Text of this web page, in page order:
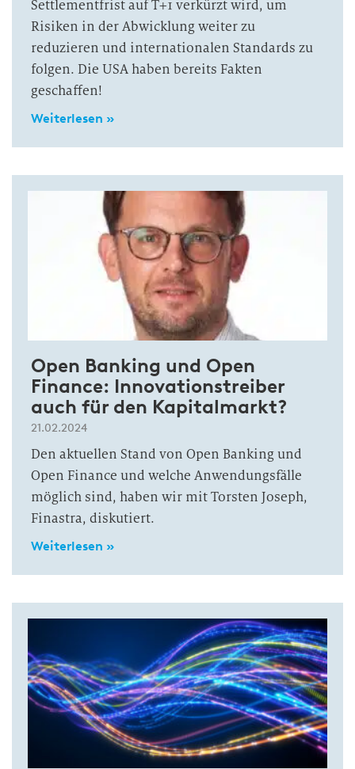
Settlementfrist auf T+1 verkürzt wird, um
Risiken in der Abwicklung weiter zu
reduzieren und internationalen Standards zu
folgen. Die USA haben bereits Fakten
geschaffen!
Weiterlesen »
Open Banking und Open
Finance: Innovationstreiber
auch für den Kapitalmarkt?
21.02.2024
Den aktuellen Stand von Open Banking und
Open Finance und welche Anwendungsfälle
möglich sind, haben wir mit Torsten Joseph,
Finastra, diskutiert.
Weiterlesen »